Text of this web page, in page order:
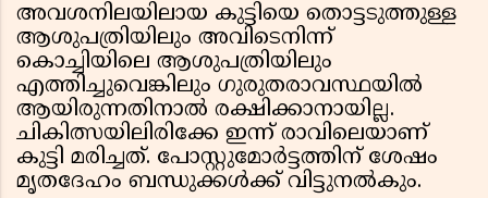
അവശനിലയിലായ കുട്ടിയെ തൊട്ടടുത്തുള്ള
ആശുപത്രിയിലും അവിടെനിന്ന്
കൊച്ചിയിലെ ആശുപത്രിയിലും
എത്തിച്ചുവെങ്കിലും ഗുരുതരാവസ്ഥയില്‍
ആയിരുന്നതിനാല്‍ രക്ഷിക്കാനായില്ല.
ചികിത്സയിലിരിക്കേ ഇന്ന് രാവിലെയാണ്
കുട്ടി മരിച്ചത്. പോസ്റ്റുമോര്‍ട്ടത്തിന് ശേഷം
മൃതദേഹം ബന്ധുക്കള്‍ക്ക് വിട്ടുനല്‍കും.